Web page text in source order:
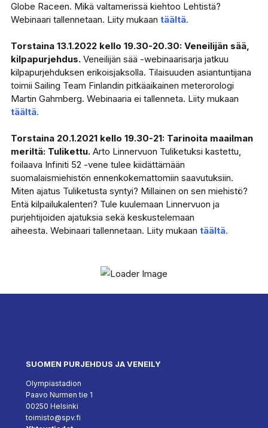
Globe Raceen. Mikä valtamerissä kiehtoo Lehtistä?
Webinaari tallennetaan. Liity mukaan täältä.
Torstaina 13.1.2022 kello 19.30-20.30: Veneilijän sää,
kilpapurjehdus.Veneilijän sää -webinaarisarja jatkuu
kilpapurjehduksen erikoisjaksolla. Tilaisuuden asiantuntijana
toimii Sailing Team Finlandin pitkäaikainen meterorologi
Martin Gahmberg. Webinaaria ei tallenneta. Liity mukaan
täältä.
Torstaina 20.1.2021 kello 19.30-21: Tarinoita maailman
meriltä: Tulikettu. Arto Linnervuon Tuliketuksi kastettu,
foilaava Infiniti 52 -vene tulee kiidättämään
suomalaismiehistön ennenkokemattomiin saavutuksiin.
Miten ajatus Tuliketusta syntyi? Millainen on sen miehistö?
Entä kilpailukalenteri? Tule kuulemaan Linnervuon ja
purjehtijoiden ajatuksia sekä keskustelemaan
aiheesta. Webinaari tallennetaan. Liity mukaan täältä.
SUOMEN PURJEHDUS JA VENEILY
Olympiastadion
Paavo Nurmen tie 1
00250 Helsinki
toimisto@spv.fi